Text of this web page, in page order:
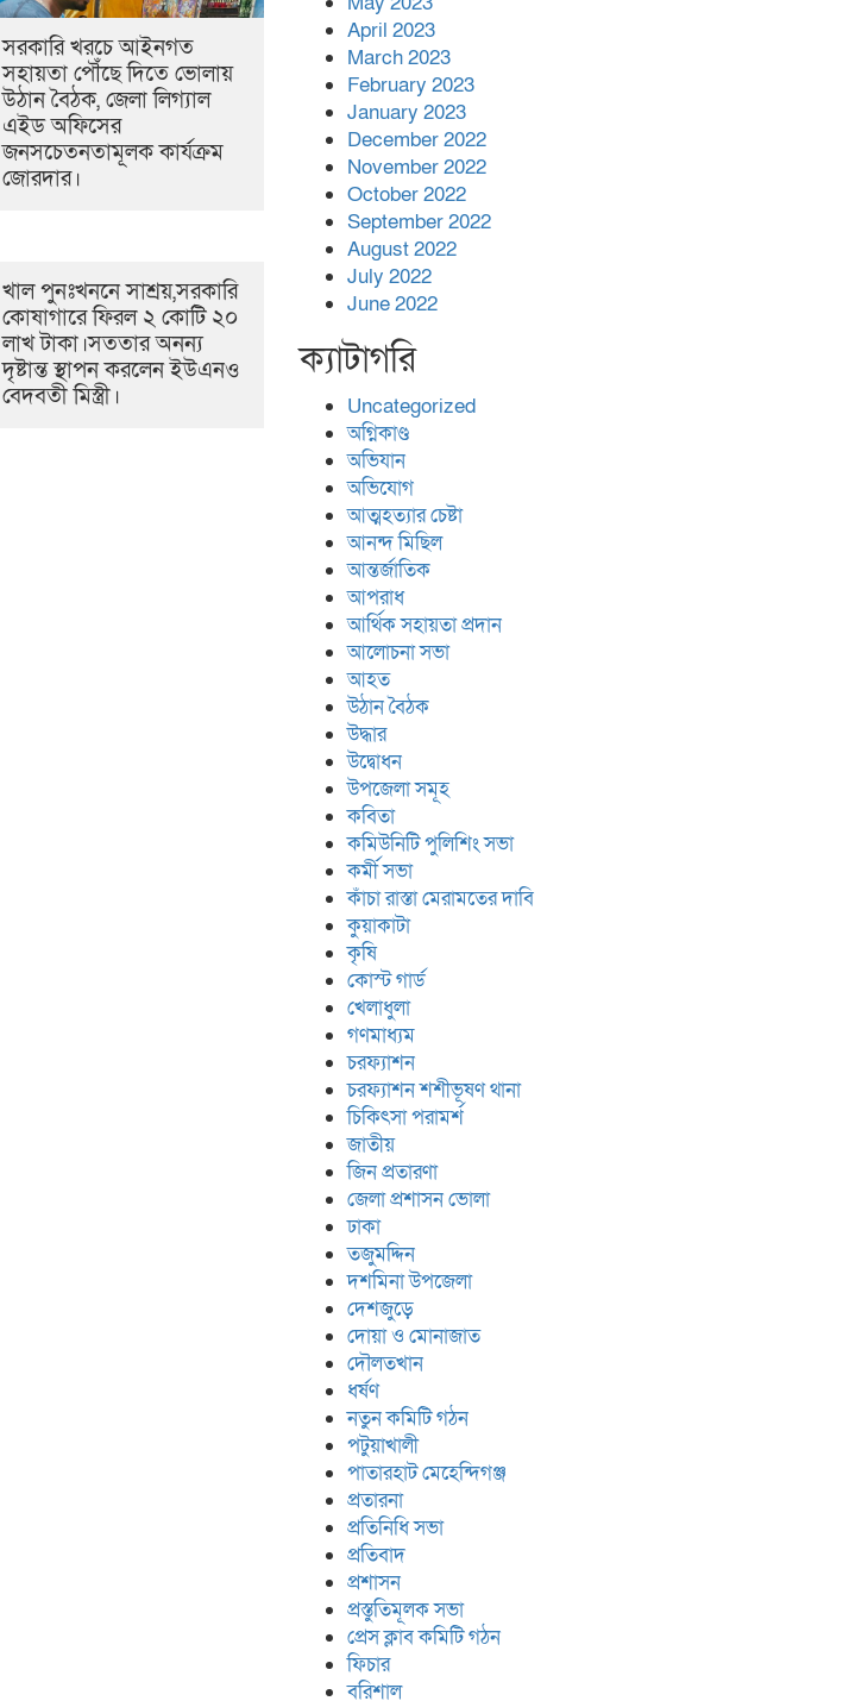
সরকারি খরচে আইনগত
সহায়তা পৌঁছে দিতে ভোলায়
উঠান বৈঠক, জেলা লিগ্যাল
এইড অফিসের
জনসচেতনতামূলক কার্যক্রম
জোরদার।
খাল পুনঃখননে সাশ্রয়,সরকারি
কোষাগারে ফিরল ২ কোটি ২০
লাখ টাকা।সততার অনন্য
দৃষ্টান্ত স্থাপন করলেন ইউএনও
বেদবতী মিস্ত্রী।
April 2023
March 2023
February 2023
January 2023
December 2022
November 2022
October 2022
September 2022
August 2022
July 2022
June 2022
ক্যাটাগরি
Uncategorized
অগ্নিকাণ্ড
অভিযান
অভিযোগ
আত্মহত্যার চেষ্টা
আনন্দ মিছিল
আন্তর্জাতিক
আপরাধ
আর্থিক সহায়তা প্রদান
আলোচনা সভা
আহত
উঠান বৈঠক
উদ্ধার
উদ্বোধন
উপজেলা সমূহ
কবিতা
কমিউনিটি পুলিশিং সভা
কর্মী সভা
কাঁচা রাস্তা মেরামতের দাবি
কুয়াকাটা
কৃষি
কোস্ট গার্ড
খেলাধুলা
গণমাধ্যম
চরফ্যাশন
চরফ্যাশন শশীভূষণ থানা
চিকিৎসা পরামর্শ
জাতীয়
জিন প্রতারণা
জেলা প্রশাসন ভোলা
ঢাকা
তজুমদ্দিন
দশমিনা উপজেলা
দেশজুড়ে
দোয়া ও মোনাজাত
দৌলতখান
ধর্ষণ
নতুন কমিটি গঠন
পটুয়াখালী
পাতারহাট মেহেন্দিগঞ্জ
প্রতারনা
প্রতিনিধি সভা
প্রতিবাদ
প্রশাসন
প্রস্তুতিমূলক সভা
প্রেস ক্লাব কমিটি গঠন
ফিচার
বরিশাল